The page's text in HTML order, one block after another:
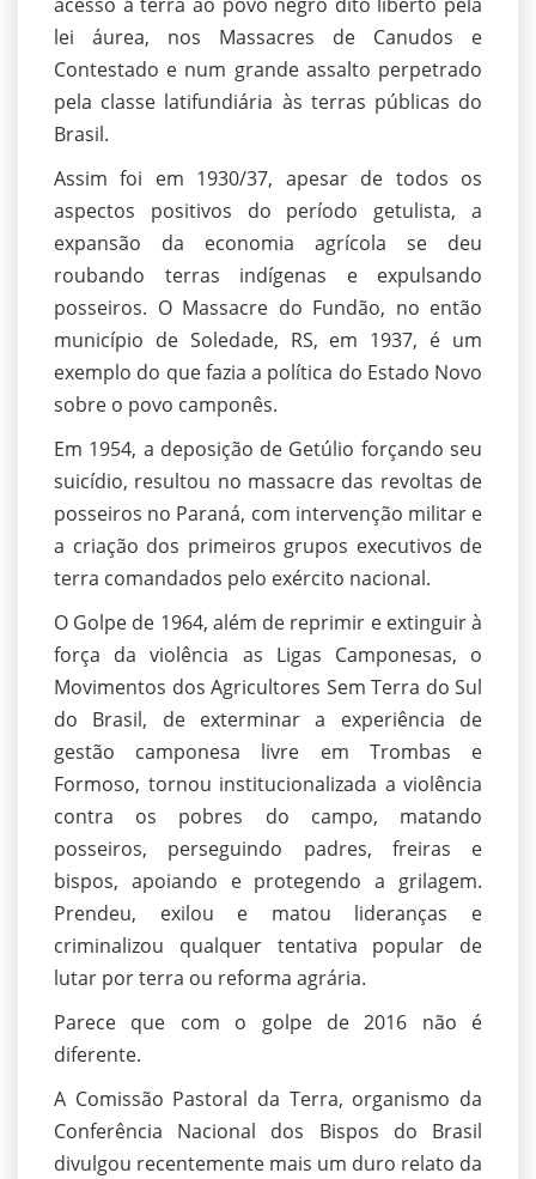
lei áurea, nos Massacres de Canudos e
Contestado e num grande assalto perpetrado
pela classe latifundiária às terras públicas do
Brasil.
Assim foi em 1930/37, apesar de todos os
aspectos positivos do período getulista, a
expansão da economia agrícola se deu
roubando terras indígenas e expulsando
posseiros. O Massacre do Fundão, no então
município de Soledade, RS, em 1937, é um
exemplo do que fazia a política do Estado Novo
sobre o povo camponês.
Em 1954, a deposição de Getúlio forçando seu
suicídio, resultou no massacre das revoltas de
posseiros no Paraná, com intervenção militar e
a criação dos primeiros grupos executivos de
terra comandados pelo exército nacional.
O Golpe de 1964, além de reprimir e extinguir à
força da violência as Ligas Camponesas, o
Movimentos dos Agricultores Sem Terra do Sul
do Brasil, de exterminar a experiência de
gestão camponesa livre em Trombas e
Formoso, tornou institucionalizada a violência
contra os pobres do campo, matando
posseiros, perseguindo padres, freiras e
bispos, apoiando e protegendo a grilagem.
Prendeu, exilou e matou lideranças e
criminalizou qualquer tentativa popular de
lutar por terra ou reforma agrária.
Parece que com o golpe de 2016 não é
diferente.
A Comissão Pastoral da Terra, organismo da
Conferência Nacional dos Bispos do Brasil
divulgou recentemente mais um duro relato da